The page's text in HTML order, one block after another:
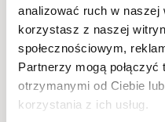
analizować ruch w
korzystasz z naszej
społecznościowym,
Partnerzy mogą
otrzymanymi od Ciebie
korzystania z ich usług.
od 49 zł
Blugrass, Bitwy
Sopot
Jak dojechać